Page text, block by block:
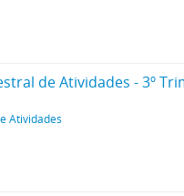
de Atividades - 3º
Atividades